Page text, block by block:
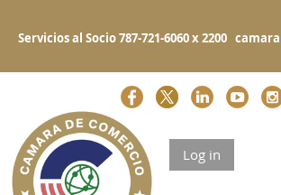
Servicios al Socio 787-721-6060 x 2200
Log in